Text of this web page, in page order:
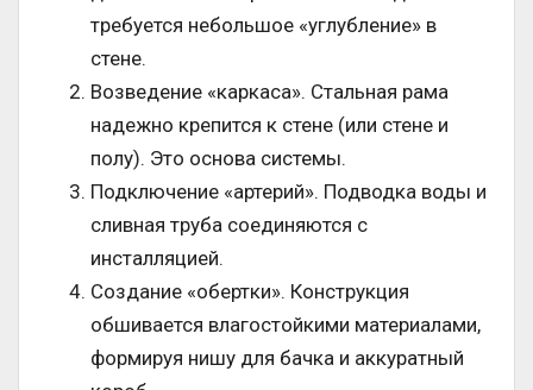
требуется небольшое «углубление» в
стене.
Возведение «каркаса». Стальная рама
надежно крепится к стене (или стене и
полу). Это основа системы.
Подключение «артерий». Подводка воды и
сливная труба соединяются с
инсталляцией.
Создание «обертки». Конструкция
обшивается влагостойкими материалами,
формируя нишу для бачка и аккуратный